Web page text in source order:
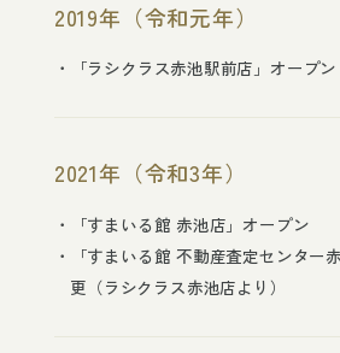
2019年（令和元年）
「ラシクラス赤池駅前店」オープン
2021年（令和3年）
「すまいる館 赤池店」オープン
「すまいる館 不動産査定センター
更（ラシクラス赤池店より）